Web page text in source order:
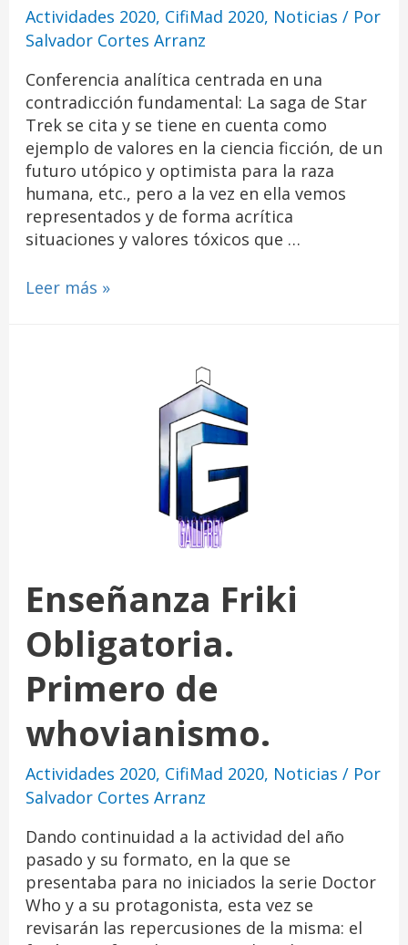
Actividades 2020, CifiMad 2020, Noticias / Por
Salvador Cortes Arranz
Conferencia analítica centrada en una
contradicción fundamental: La saga de Star
Trek se cita y se tiene en cuenta como
ejemplo de valores en la ciencia ficción, de un
futuro utópico y optimista para la raza
humana, etc., pero a la vez en ella vemos
representados y de forma acrítica
situaciones y valores tóxicos que …
Leer más »
Enseñanza Friki
Obligatoria.
Primero de
whovianismo.
Actividades 2020, CifiMad 2020, Noticias / Por
Salvador Cortes Arranz
Dando continuidad a la actividad del año
pasado y su formato, en la que se
presentaba para no iniciados la serie Doctor
Who y a su protagonista, esta vez se
revisarán las repercusiones de la misma: el